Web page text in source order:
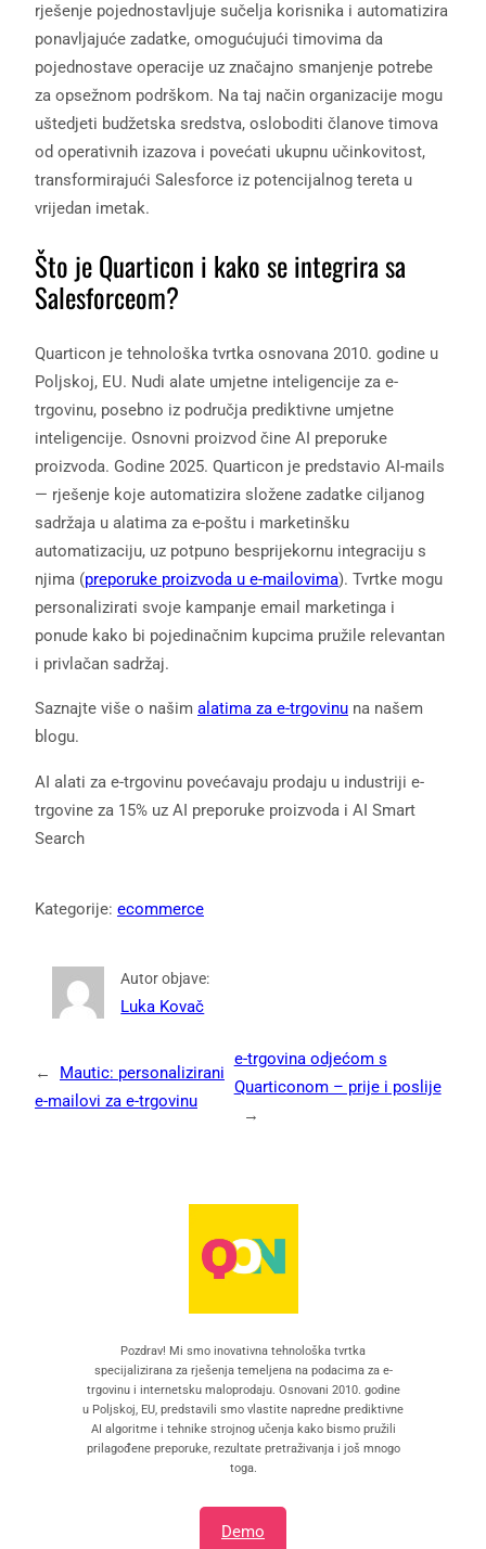
rješenje pojednostavljuje sučelja korisnika i automatizira
ponavljajuće zadatke, omogućujući timovima da
pojednostave operacije uz značajno smanjenje potrebe
za opsežnom podrškom. Na taj način organizacije mogu
uštedjeti budžetska sredstva, osloboditi članove timova
od operativnih izazova i povećati ukupnu učinkovitost,
transformirajući Salesforce iz potencijalnog tereta u
vrijedan imetak.
Što je Quarticon i kako se integrira sa
Salesforceom?
Quarticon je tehnološka tvrtka osnovana 2010. godine u
Poljskoj, EU. Nudi alate umjetne inteligencije za e-
trgovinu, posebno iz područja prediktivne umjetne
inteligencije. Osnovni proizvod čine AI preporuke
proizvoda. Godine 2025. Quarticon je predstavio AI-mails
— rješenje koje automatizira složene zadatke ciljanog
sadržaja u alatima za e-poštu i marketinšku
automatizaciju, uz potpuno besprijekornu integraciju s
njima (preporuke proizvoda u e-mailovima). Tvrtke mogu
personalizirati svoje kampanje email marketinga i
ponude kako bi pojedinačnim kupcima pružile relevantan
i privlačan sadržaj.
Saznajte više o našim alatima za e-trgovinu na našem
blogu.
AI alati za e-trgovinu povećavaju prodaju u industriji e-
trgovine za 15% uz AI preporuke proizvoda i AI Smart
Search
Kategorije: ecommerce
Autor objave:
Luka Kovač
←
Mautic: personalizirani
e-mailovi za e-trgovinu
e-trgovina odjećom s
Quarticonom – prije i poslije
→
Pozdrav! Mi smo inovativna tehnološka tvrtka
specijalizirana za rješenja temeljena na podacima za e-
trgovinu i internetsku maloprodaju. Osnovani 2010. godine
u Poljskoj, EU, predstavili smo vlastite napredne prediktivne
AI algoritme i tehnike strojnog učenja kako bismo pružili
prilagođene preporuke, rezultate pretraživanja i još mnogo
toga.
Demo